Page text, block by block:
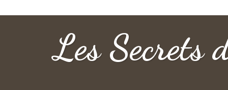
Les Secrets